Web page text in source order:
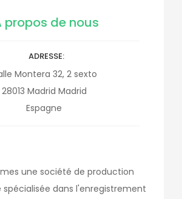
propos de nous
ADRESSE
Montera 32, 2 sexto
28013 Madrid Madrid
Espagne
une société de production
spécialisée dans l'enregistrement